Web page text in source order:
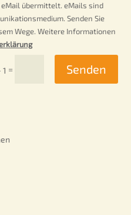
übermittelt. eMails sind
Senden Sie
Wege. Weitere Informationen
= Senden